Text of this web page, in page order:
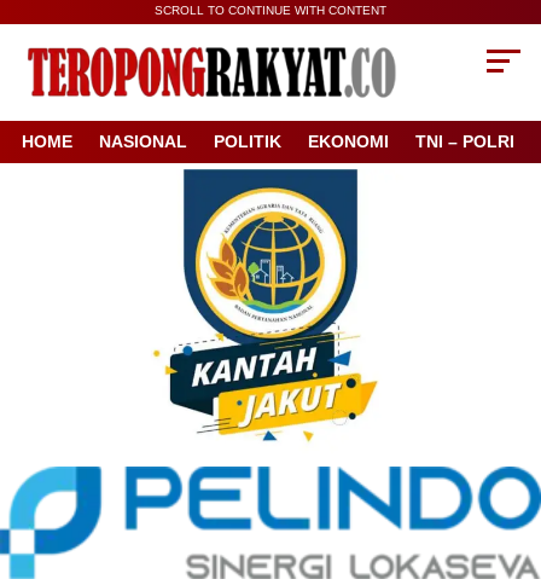
SCROLL TO CONTINUE WITH CONTENT
HOME NASIONAL POLITIK EKONOMI TNI – POLRI